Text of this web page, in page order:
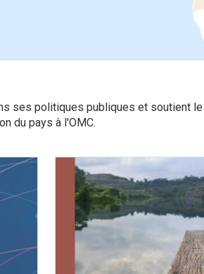
ses politiques publiques et soutient
du pays à l'OMC.
Image